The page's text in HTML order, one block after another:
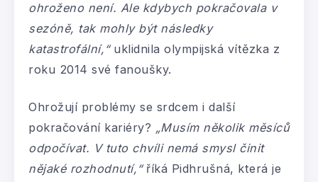
ohroženo není. Ale kdybych pokračovala v
sezóně, tak mohly být následky
katastrofální,“uklidnila olympijská vítězka z
roku 2014 své fanoušky.
Ohrožují problémy se srdcem i další
pokračování kariéry? „Musím několik měsíců
odpočívat. V tuto chvíli nemá smysl činit
nějaké rozhodnutí,“říká Pidhrušná, která je